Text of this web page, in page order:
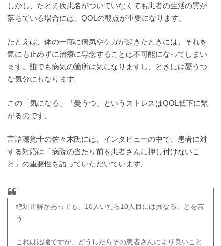
しかし、たとえ疾患名がついていなくても患者の生活の質が
落ちている場合には、QOLの観点が重要になります。
たとえば、体の一部に病気やケガが起きたときには、それを
気にも止めずに治療に専念することは不可能になってしまい
ます。誰でも病気の箇所は気になりますし、ときには憂うつ
な気分にもなります。
この「気になる」「憂うつ」というストレスはQOL低下に繋
がるのです。
言語聴覚士の佐々木氏には、インタビューの中で、患者に対
する対応は「病院の当たり前を患者さんに押し付けないこ
と」の重要性を語っていただいています。
絶対正解があっても、10人いたら10人目には異なることを言
う
これは比喩ですが、どうしたらその患者さんにより良いこと